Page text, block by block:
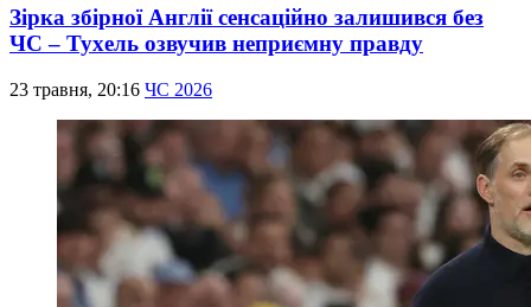
Зірка збірної Англії сенсаційно залишився без
ЧС – Тухель озвучив неприємну правду
23 травня, 20:16 ЧС 2026